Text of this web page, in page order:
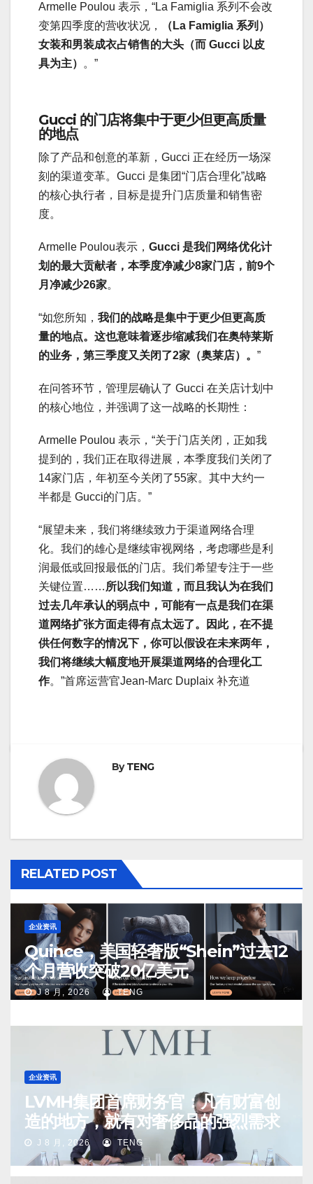
Armelle Poulou 表示，“La Famiglia 系列不会改
变第四季度的营收状况，
（La Famiglia 系列）
女装和男装成衣占销售的大头（而 Gucci 以皮
具为主）
。”
Gucci 的门店将集中于更少但更高质量
的地点
除了产品和创意的革新，Gucci 正在经历一场深
刻的渠道变革。Gucci 是集团“门店合理化”战略
的核心执行者，目标是提升门店质量和销售密
度。
Armelle Poulou表示， Gucci 是我们网络优化计
划的最大贡献者，本季度净减少8家门店，前9个
月净减少26家。
“如您所知， 我们的战略是集中于更少但更高质
量的地点。这也意味着逐步缩减我们在奥特莱斯
的业务，第三季度又关闭了2家（奥莱店）。 ”
在问答环节，管理层确认了 Gucci 在关店计划中
的核心地位，并强调了这一战略的长期性：
Armelle Poulou 表示，“关于门店关闭，正如我
提到的，我们正在取得进展，本季度我们关闭了
14家门店，年初至今关闭了55家。其中大约一
半都是 Gucci的门店。”
“展望未来，我们将继续致力于渠道网络合理
化。我们的雄心是继续审视网络，考虑哪些是利
润最低或回报最低的门店。我们希望专注于一些
关键位置…… 所以我们知道，而且我认为在我们
过去几年承认的弱点中，可能有一点是我们在渠
道网络扩张方面走得有点太远了。因此，在不提
供任何数字的情况下，你可以假设在未来两年，
我们将继续大幅度地开展渠道网络的合理化工
作。”首席运营官Jean-Marc Duplaix 补充道
ByTENG
RELATED POST
企业资讯
Quince，美国轻奢版“Shein”过去12
个月营收突破20亿美元
J 8 月, 2026 TENG
企业资讯
LVMH集团首席财务官：凡有财富创
造的地方，就有对奢侈品的强烈需求
J 8 月, 2026 TENG